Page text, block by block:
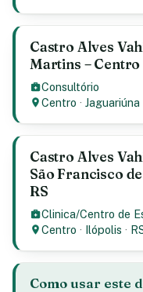
Castro Alves
Martins – Centro
Consultório
Centro ·Jaguariúna
Castro Alves
São Francisco
RS
Clinica/Centro de
Centro · Ilópolis ·
Como usar este